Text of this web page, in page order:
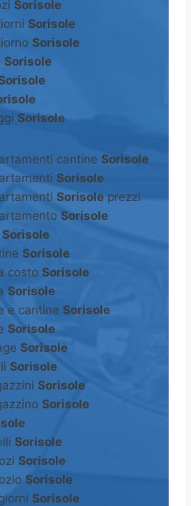
Sorisole
Sorisole
Sorisole
Sorisole
Sorisole
cantine Sorisole
Sorisole
Sorisole prezzi
Sorisole
Sorisole
Sorisole
costo Sorisole
Sorisole
e cantine Sorisole
Sorisole
Sorisole
Sorisole
Sorisole
Sorisole
Sorisole
Sorisole
Sorisole
Sorisole